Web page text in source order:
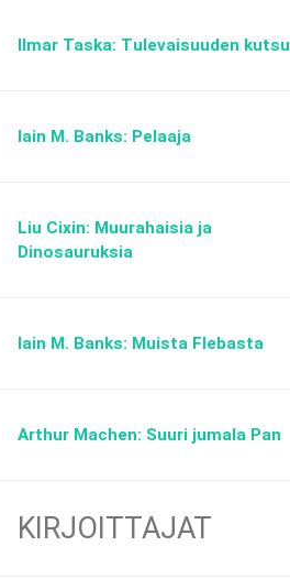
Ilmar Taska: Tulevaisuuden kutsu
Iain M. Banks: Pelaaja
Liu Cixin: Muurahaisia ja
Dinosauruksia
Iain M. Banks: Muista Flebasta
Arthur Machen: Suuri jumala Pan
KIRJOITTAJAT